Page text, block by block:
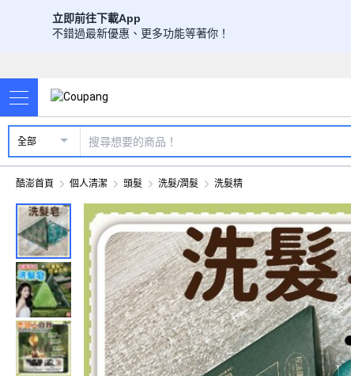
立即前往下載App
不錯過最新優惠、更多功能等著你！
全部
酷澎首頁 個人清潔 頭髮 洗髮/潤髮 洗髮精